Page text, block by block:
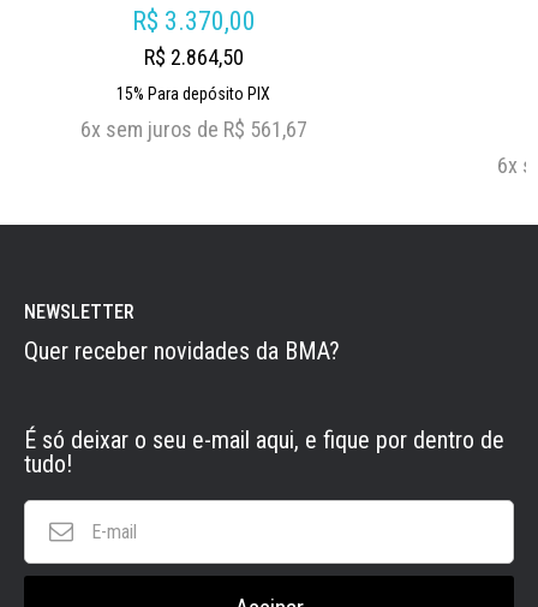
R$ 3.370,00
R$ 2.864,50
15% Para depósito PIX
6x sem juros de R$ 561,67
6x
NEWSLETTER
Quer receber novidades da BMA?
É só deixar o seu e-mail aqui, e fique por dentro de
tudo!
E-